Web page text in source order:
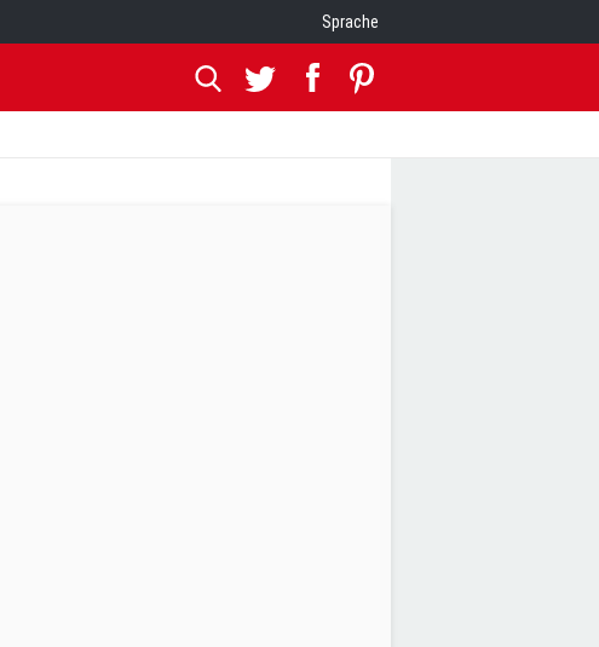
Sprache